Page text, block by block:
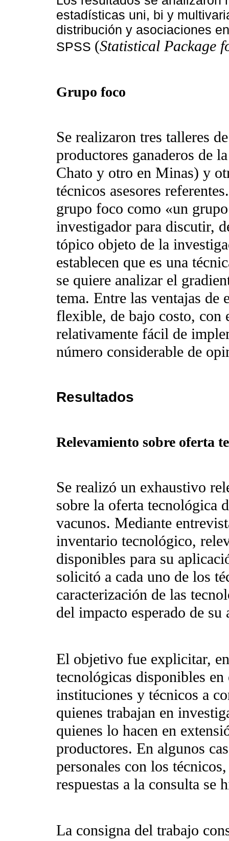
estadísticas uni, bi y
distribución y asociaciones
SPSS (Statistical Package
Grupo foco
Se realizaron tres talleres
productores ganaderos de
Chato y otro en Minas) y
técnicos asesores
grupo foco como «un
investigador para discutir,
tópico objeto de la
establecen que es una
se quiere analizar el
tema. Entre las ventajas de
flexible, de bajo costo, con
relativamente fácil de
número considerable de
Resultados
Relevamiento sobre oferta
Se realizó un exhaustivo
sobre la oferta tecnológica
vacunos. Mediante
inventario tecnológico,
disponibles para su
solicitó a cada uno de los
caracterización de las
del impacto esperado de su
El objetivo fue explicitar,
tecnológicas disponibles
instituciones y técnicos a
quienes trabajan en
quienes lo hacen en
productores. En algunos
personales con los
respuestas a la consulta se
La consigna del trabajo